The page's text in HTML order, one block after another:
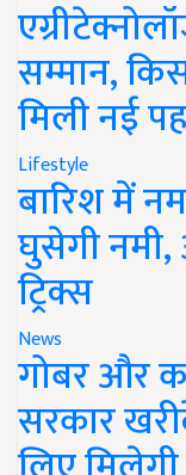
सम्मान,
मिली नई
Lifestyle
बारिश में
घुसेगी
ट्रिक्स
News
गोबर और
सरकार